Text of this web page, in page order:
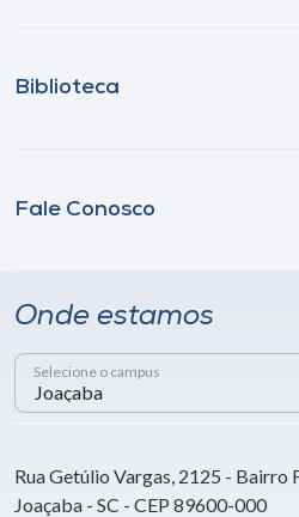
Biblioteca
Fale Conosco
Onde estamos
Selecione o campus
Rua Getúlio Vargas, 2125 - Bairro
Joaçaba - SC - CEP 89600-000